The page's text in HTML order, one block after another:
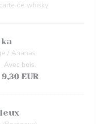
de whisky
/ Ananas
9,30 EUR
Avec bois.